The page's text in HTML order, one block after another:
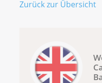
Zurück zur Übersicht